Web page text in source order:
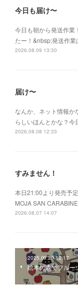
今日も届け〜
今日も朝から発送作業
たー！&nbsp;発送作
2026.08.09 13:30
届け〜
なんか、ネット情報か
らしいほんとかな？今
2026.08.08 12:33
すみません！
本日21:00より発売予
MOJA SAN
2026.08.07 14:07
2025.09.20 12:17
絵本の森でフルー